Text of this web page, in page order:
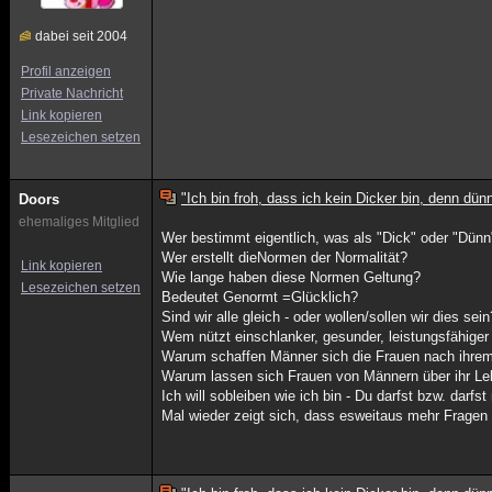
dabei seit 2004
Profil anzeigen
Private Nachricht
Link kopieren
Lesezeichen setzen
Doors
ehemaliges Mitglied
Link kopieren
Lesezeichen setzen
"Ich bin froh, dass ich kein Dicker bin, denn
Wer bestimmt eigentlich, was als "Dick" oder
Wer erstellt dieNormen der Normalität?
Wie lange haben diese Normen Geltung?
Bedeutet Genormt =Glücklich?
Sind wir alle gleich - oder wollen/sollen wir dies
Wem nützt einschlanker, gesunder,
Warum schaffen Männer sich die Frauen nach
Warum lassen sich Frauen von Männern über ihr
Ich will sobleiben wie ich bin - Du darfst bzw. darfst
Mal wieder zeigt sich, dass esweitaus mehr